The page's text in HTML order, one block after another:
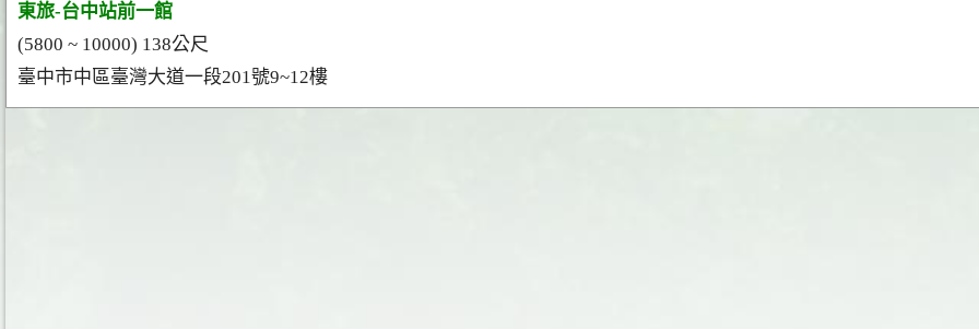
東旅-台中站前一館
(5800 ~ 10000) 138公尺
臺中市中區臺灣大道一段201號9~12樓